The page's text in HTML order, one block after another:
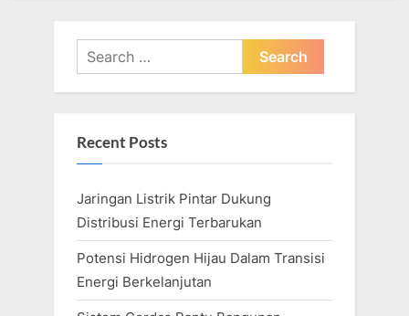
Search
for:
Recent Posts
Jaringan Listrik Pintar Dukung
Distribusi Energi Terbarukan
Potensi Hidrogen Hijau Dalam Transisi
Energi Berkelanjutan